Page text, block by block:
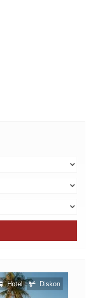
Hotel Diskon